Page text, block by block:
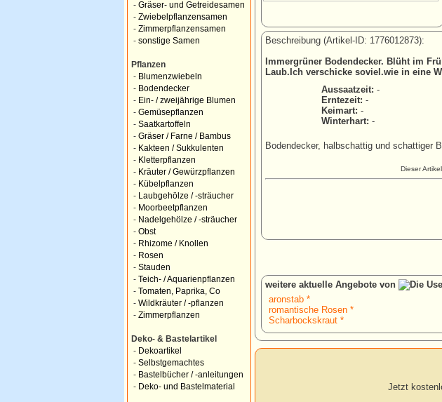
- Gräser- und Getreidesamen
- Zwiebelpflanzensamen
- Zimmerpflanzensamen
- sonstige Samen
Pflanzen
- Blumenzwiebeln
- Bodendecker
- Ein- / zweijährige Blumen
- Gemüsepflanzen
- Saatkartoffeln
- Gräser / Farne / Bambus
- Kakteen / Sukkulenten
- Kletterpflanzen
- Kräuter / Gewürzpflanzen
- Kübelpflanzen
-
Laubgehölze / -sträucher
- Moorbeetpflanzen
- Nadelgehölze / -sträucher
- Obst
- Rhizome / Knollen
- Rosen
- Stauden
- Teich- / Aquarienpflanzen
- Tomaten, Paprika, Co
- Wildkräuter / -pflanzen
- Zimmerpflanzen
Deko- & Bastelartikel
- Dekoartikel
- Selbstgemachtes
- Bastelbücher / -anleitungen
- Deko- und Bastelmaterial
Beschreibung (Artikel-ID: 1776012873):
Immergrüner Bodendecker. Blüht im
Laub.Ich verschicke soviel.wie in eine
Aussaatzeit: -
Erntezeit: -
Keimart: -
Winterhart: -
Bodendecker, halbschattig und schattiger
Dieser
weitere aktuelle Angebote von
aronstab *
romantische Rosen *
Scharbockskraut *
Jetzt